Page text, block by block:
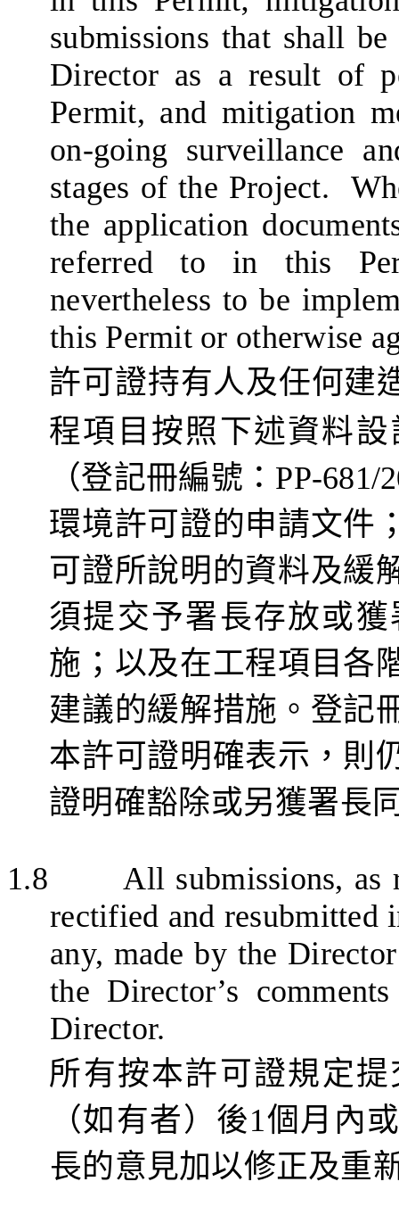
submissions that shall
Director as a result of
Permit, and mitigation
on-going surveillance
stages of the Project.
the application
referred to in this
nevertheless to be
this Permit or otherwise
許可證持有人及任何建
程項目按照下述資料
（登記冊編號： PP-681/
環境許可證的申請文件
可證所說明的資料及緩
須提交予署長存放或
施；以及在工程項目各
建議的緩解措施。 登記
本許可證明確表示，則
證明確豁除或另獲署長
1.8
All submissions, as
rectified and resubmitted
any, made by the
the Director’s
Director.
所有按本許可證規定
（如有者）後1個月內
長的意見加以修正及重